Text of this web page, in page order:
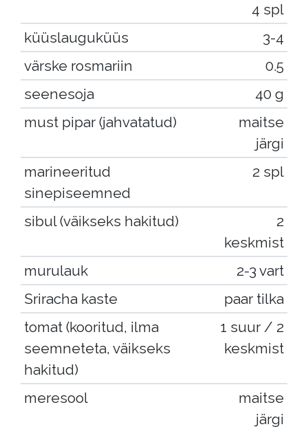
4 spl
küüslauguküüs
3-4
värske rosmariin
0.5
seenesoja
40 g
must pipar (jahvatatud)
maitse
järgi
marineeritud
sinepiseemned
2 spl
sibul (väikseks hakitud)
2
keskmist
murulauk
2-3 vart
Sriracha kaste
paar tilka
tomat (kooritud, ilma
seemneteta, väikseks
hakitud)
1 suur / 2
keskmist
meresool
maitse
järgi